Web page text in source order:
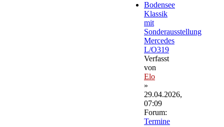
Bodensee
Klassik
mit
Sonderausstellung
Mercedes
L/O319
Verfasst
von
Elo
»
29.04.2026,
07:09
Forum:
Termine